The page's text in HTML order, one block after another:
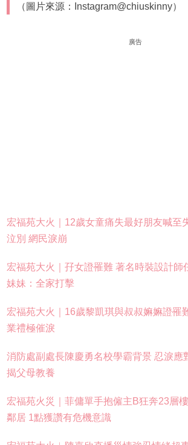
（圖片來源：Instagram@chiuskinny）
廣告
宏福苑大火｜12歲女童痛失最好朋友喊至
泣別 網民淚崩
宏福苑大火｜孖女證罹難 著名時裝設計師
妹妹：全家打擊
宏福苑大火｜16歲黎凱琪與叔叔嫲嫲證罹
業禮極催淚
消防處副處長陳慶勇名校學霸背景 忍淚應
揭父母教養
宏福苑火災｜菲傭單手抱僱主B狂奔23層
鄰居 1點獲讚有危機意識